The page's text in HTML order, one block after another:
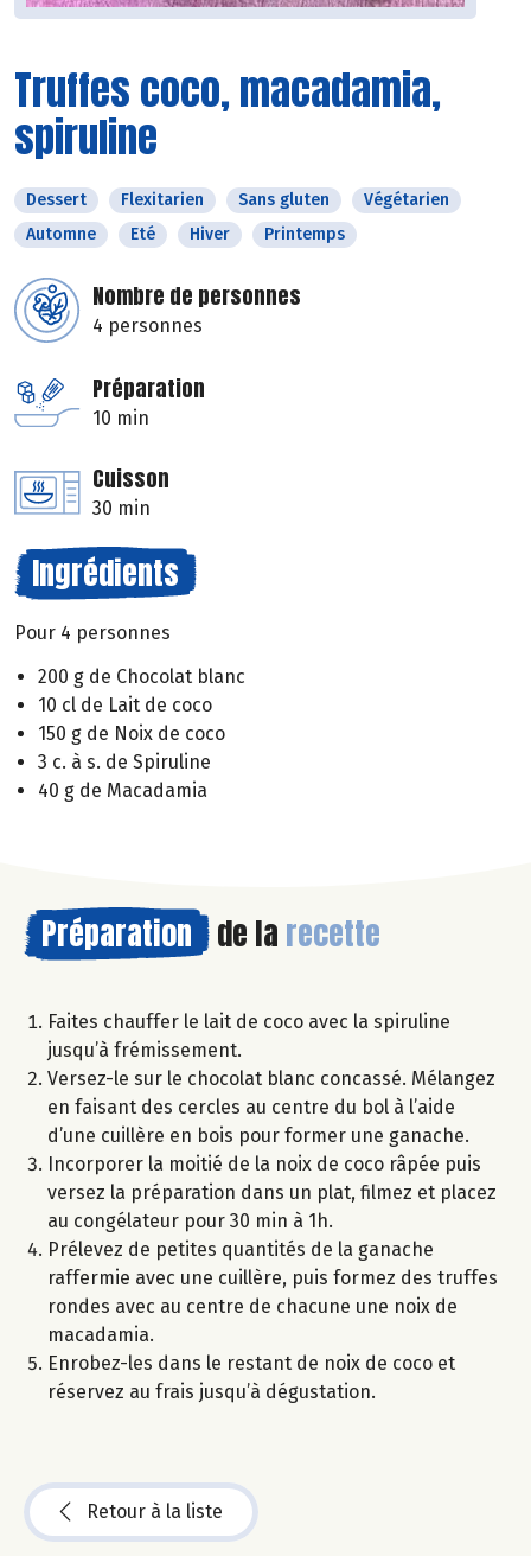
Truffes coco, macadamia,
spiruline
Dessert Flexitarien Sans gluten
Végétarien
Automne
Eté Hiver Printemps
Nombre de personnes
4 personnes
Préparation
10 min
Cuisson
30 min
Ingrédients
Pour 4 personnes
200 g de Chocolat blanc
10 cl de Lait de coco
150 g de Noix de coco
3 c. à s. de Spiruline
40 g de Macadamia
Préparation de la recette
Faites chauffer le lait de coco avec la spiruline
jusqu’à frémissement.
Versez-le sur le chocolat blanc concassé. Mélangez
en faisant des cercles au centre du bol à l’aide
d’une cuillère en bois pour former une ganache.
Incorporer la moitié de la noix de coco râpée puis
versez la préparation dans un plat, filmez et placez
au congélateur pour 30 min à 1h.
Prélevez de petites quantités de la ganache
raffermie avec une cuillère, puis formez des truffes
rondes avec au centre de chacune une noix de
macadamia.
Enrobez-les dans le restant de noix de coco et
réservez au frais jusqu’à dégustation.
Retour à la liste